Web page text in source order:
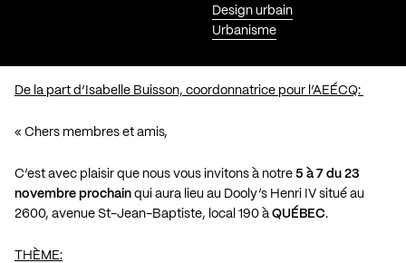
Design urbain
Urbanisme
De la part d’Isabelle Buisson, coordonnatrice pour l’AEÉCQ:
« Chers membres et amis,
C’est avec plaisir que nous vous invitons à notre 5 à 7 du 23
novembre prochain qui aura lieu au Dooly’s Henri IV situé au
2600, avenue St-Jean-Baptiste, local 190 à QUÉBEC.
THÈME: